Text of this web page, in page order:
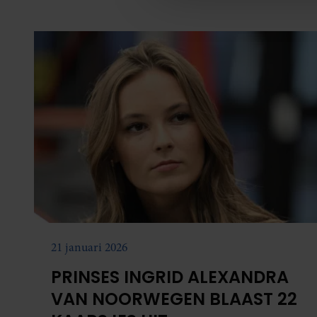
21 januari 2026
PRINSES INGRID ALEXANDRA
VAN NOORWEGEN BLAAST 22